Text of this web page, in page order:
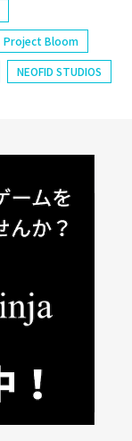
Project Bloom
NEOFID STUDIOS